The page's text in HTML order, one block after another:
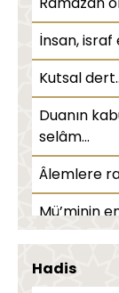
Fitre
Ramazan
Boy
Sahur
İnsan,
Kutsal
Duanın
selâm...
Âlemlere
Mü’minin
İtikatla
gerekir
Hadis